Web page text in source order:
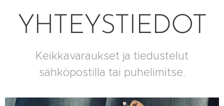
YHTEYSTIEDOT
Keikkavaraukset ja tiedustelut
sähköpostilla tai puhelimitse.